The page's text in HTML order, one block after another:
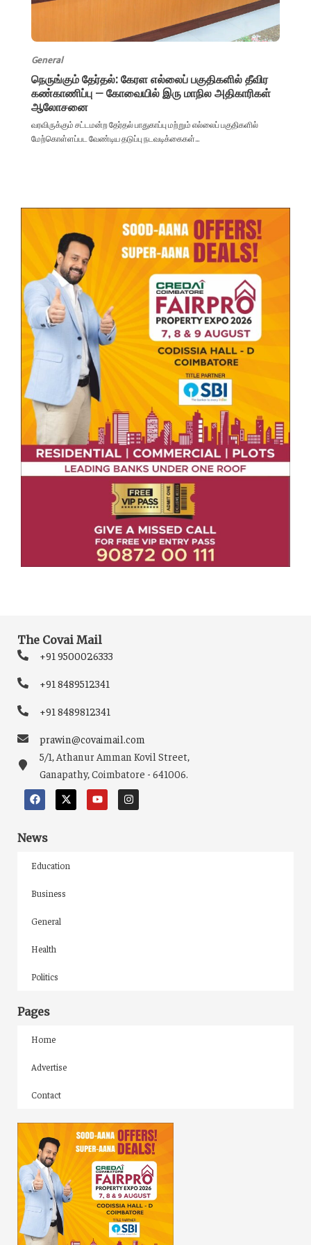
General
நெருங்கும் தேர்தல்: கேரள எல்லைப் பகுதிகளில் தீவிர
கண்காணிப்பு – கோவையில் இரு மாநில அதிகாரிகள்
ஆலோசனை
வரவிருக்கும் சட்டமன்ற தேர்தல் பாதுகாப்பு மற்றும் எல்லைப் பகுதிகளில்
மேற்கொள்ளப்பட வேண்டிய தடுப்பு நடவடிக்கைகள்...
The Covai Mail
+91 9500026333
+91 8489512341
+91 8489812341
prawin@covaimail.com
5/1, Athanur Amman Kovil Street,
Ganapathy, Coimbatore - 641006.
News
Education
Business
General
Health
Politics
Pages
Home
Advertise
Contact